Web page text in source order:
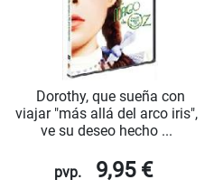
Dorothy, que sueña con
viajar "más allá del arco iris",
ve su deseo hecho ...
pvp. 9,95 €